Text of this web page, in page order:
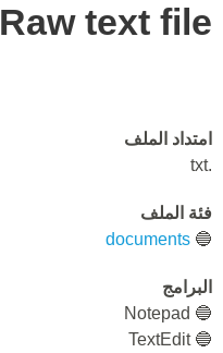
Raw text file
امتداد الملف
.txt
فئة الملف
🔵
documents
البرامج
🔵 Notepad
🔵 TextEdit